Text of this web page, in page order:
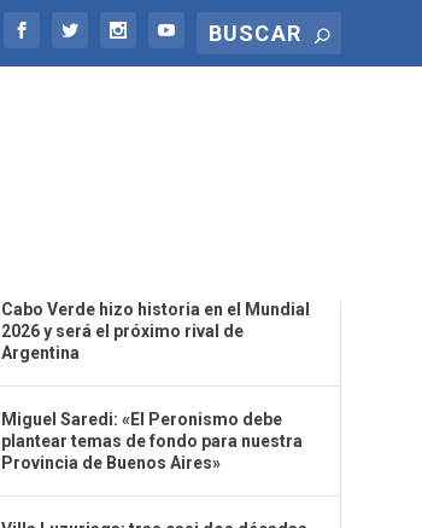
Cabo Verde hizo historia en el Mundial
2026 y será el próximo rival de
Argentina
Miguel Saredi: «El Peronismo debe
plantear temas de fondo para nuestra
Provincia de Buenos Aires»